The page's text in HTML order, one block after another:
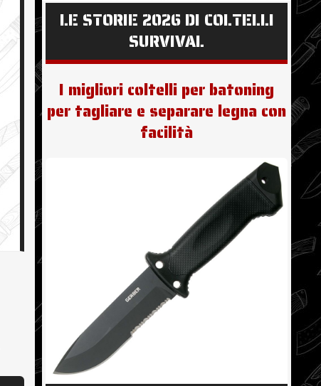
LE STORIE 2026 DI COLTELLI
SURVIVAL
I migliori coltelli per batoning
per tagliare e separare legna con
facilità